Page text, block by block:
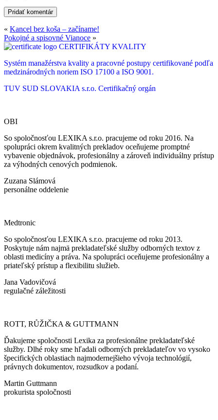
« Kancel bez koša – začíname!
Pokojné a spisovné Vianoce »
CERTIFIKÁTY KVALITY
Systém manažérstva kvality a pracovné postupy certifikované podľa
medzinárodných noriem ISO 17100 a ISO 9001.
TUV SUD SLOVAKIA s.r.o. Certifikačný orgán
OBI
So spoločnosťou LEXIKA s.r.o. pracujeme od roku 2016. Na
spolupráci okrem kvalitných prekladov oceňujeme promptné
vybavenie objednávok, profesionálny a zároveň individuálny prístup
za výhodných cenových podmienok.
Zuzana Slámová
personálne oddelenie
Medtronic
So spoločnosťou LEXIKA s.r.o. pracujeme od roku 2013.
Poskytuje nám najmä prekladateľské služby odborných textov z
oblasti medicíny a práva. Na spolupráci oceňujeme profesionálny a
priateľský prístup a flexibilitu služieb.
Jana Vadovičová
regulačné záležitosti
ROTT, RŮŽIČKA & GUTTMANN
Ďakujeme spoločnosti Lexika za profesionálne prekladateľské
služby. Dlhé roky sme hľadali odborných prekladateľov vo vysoko
špecifických oblastiach najmodernejšieho vývoja technológií,
právnych dokumentov, rozsudkov a podaní.
Martin Guttmann
prokurista spoločnosti